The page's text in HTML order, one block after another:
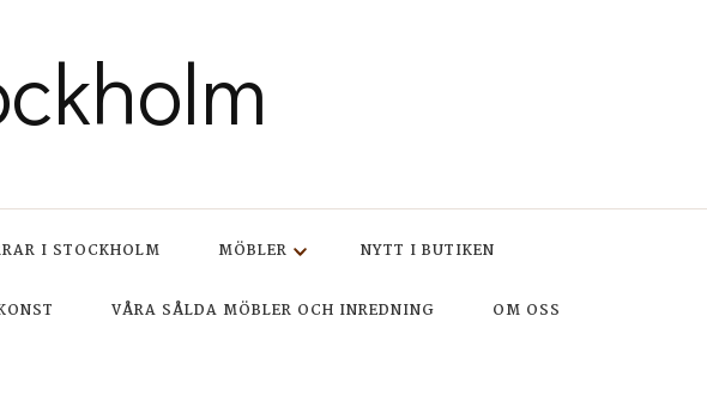
I STOCKHOLM MÖBLER NYTT I BUTIKEN
VÅRA SÅLDA MÖBLER OCH INREDNING OM OSS